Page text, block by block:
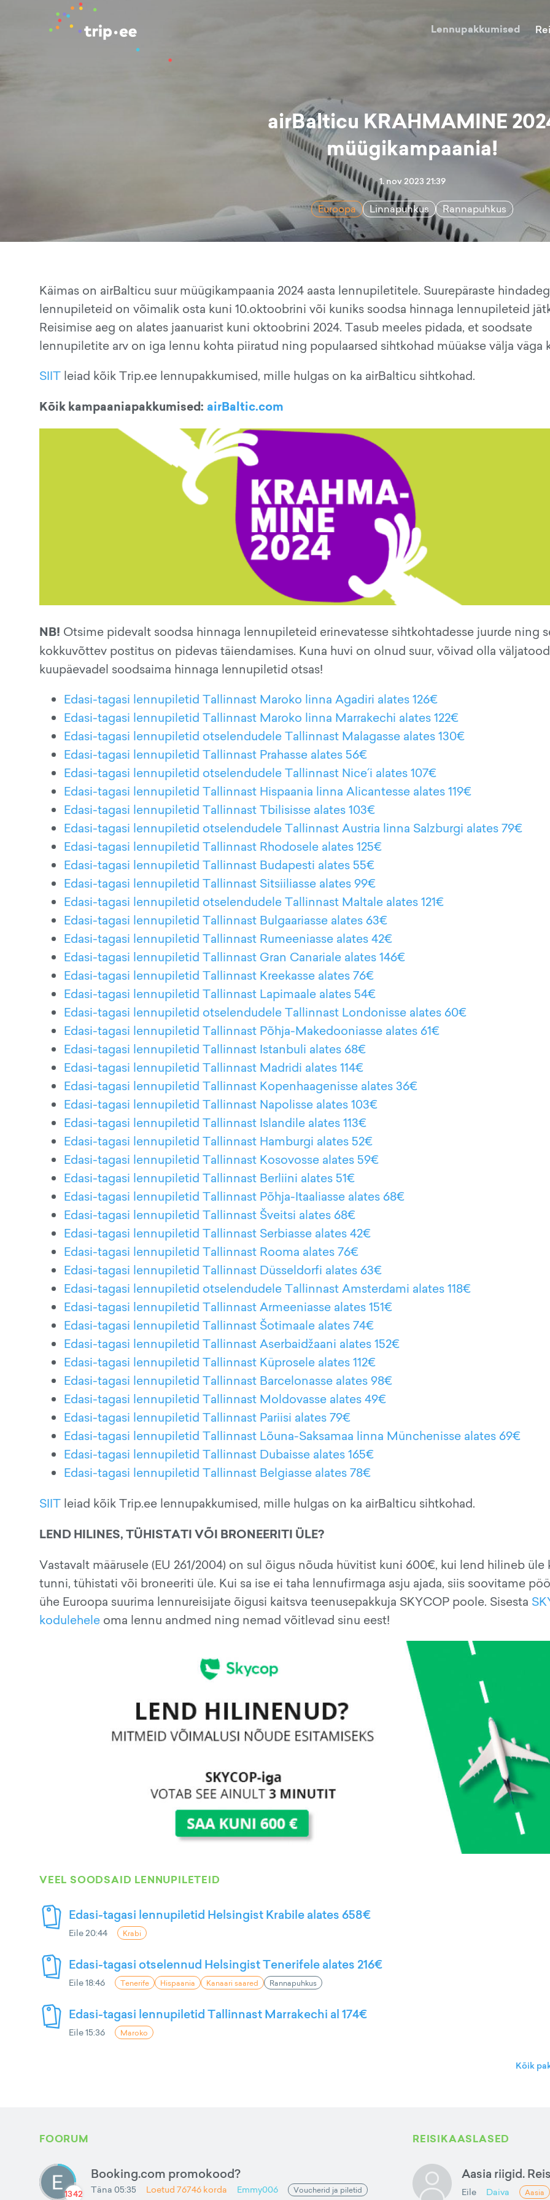
Lennupakkumised
airBalticu KRAHMAMINE
müügikampaania!
1. nov 2023 21:39
Euroopa Linnapuhkus Rannapuhkus
Käimas on airBalticu suur müügikampaania 2024 aasta lennupiletitele. Suurepäraste
lennupileteid on võimalik osta kuni 10.oktoobrini või kuniks soodsa hinnaga lennupileteid
Reisimise aeg on alates jaanuarist kuni oktoobrini 2024. Tasub meeles pidada, et soodsate
lennupiletite arv on iga lennu kohta piiratud ning populaarsed sihtkohad müüakse välja väga
SIIT leiad kõik Trip.ee lennupakkumised, mille hulgas on ka airBalticu sihtkohad.
Kõik kampaaniapakkumised: airBaltic.com
NB! Otsime pidevalt soodsa hinnaga lennupileteid erinevatesse sihtkohtadesse juurde ning
kokkuvõttev postitus on pidevas täiendamises. Kuna huvi on olnud suur, võivad olla
kuupäevadel soodsaima hinnaga lennupiletid otsas!
Edasi-tagasi lennupiletid Tallinnast Maroko linna Agadiri alates 126€
Edasi-tagasi lennupiletid Tallinnast Maroko linna Marrakechi alates 122€
Edasi-tagasi lennupiletid otselendudele Tallinnast Malagasse alates 130€
Edasi-tagasi lennupiletid Tallinnast Prahasse alates 56€
Edasi-tagasi lennupiletid otselendudele Tallinnast Nice´i alates 107€
Edasi-tagasi lennupiletid Tallinnast Hispaania linna Alicantesse alates 119€
Edasi-tagasi lennupiletid Tallinnast Tbilisisse alates 103€
Edasi-tagasi lennupiletid otselendudele Tallinnast Austria linna Salzburgi alates 79€
Edasi-tagasi lennupiletid Tallinnast Rhodosele alates 125€
Edasi-tagasi lennupiletid Tallinnast Budapesti alates 55€
Edasi-tagasi lennupiletid Tallinnast Sitsiiliasse alates 99€
Edasi-tagasi lennupiletid otselendudele Tallinnast Maltale alates 121€
Edasi-tagasi lennupiletid Tallinnast Bulgaariasse alates 63€
Edasi-tagasi lennupiletid Tallinnast Rumeeniasse alates 42€
Edasi-tagasi lennupiletid Tallinnast Gran Canariale alates 146€
Edasi-tagasi lennupiletid Tallinnast Kreekasse alates 76€
Edasi-tagasi lennupiletid Tallinnast Lapimaale alates 54€
Edasi-tagasi lennupiletid otselendudele Tallinnast Londonisse alates 60€
Edasi-tagasi lennupiletid Tallinnast Põhja-Makedooniasse alates 61€
Edasi-tagasi lennupiletid Tallinnast Istanbuli alates 68€
Edasi-tagasi lennupiletid Tallinnast Madridi alates 114€
Edasi-tagasi lennupiletid Tallinnast Kopenhaagenisse alates 36€
Edasi-tagasi lennupiletid Tallinnast Napolisse alates 103€
Edasi-tagasi lennupiletid Tallinnast Islandile alates 113€
Edasi-tagasi lennupiletid Tallinnast Hamburgi alates 52€
Edasi-tagasi lennupiletid Tallinnast Kosovosse alates 59€
Edasi-tagasi lennupiletid Tallinnast Berliini alates 51€
Edasi-tagasi lennupiletid Tallinnast Põhja-Itaaliasse alates 68€
Edasi-tagasi lennupiletid Tallinnast Šveitsi alates 68€
Edasi-tagasi lennupiletid Tallinnast Serbiasse alates 42€
Edasi-tagasi lennupiletid Tallinnast Rooma alates 76€
Edasi-tagasi lennupiletid Tallinnast Düsseldorfi alates 63€
Edasi-tagasi lennupiletid otselendudele Tallinnast Amsterdami alates 118€
Edasi-tagasi lennupiletid Tallinnast Armeeniasse alates 151€
Edasi-tagasi lennupiletid Tallinnast Šotimaale alates 74€
Edasi-tagasi lennupiletid Tallinnast Aserbaidžaani alates 152€
Edasi-tagasi lennupiletid Tallinnast Küprosele alates 112€
Edasi-tagasi lennupiletid Tallinnast Barcelonasse alates 98€
Edasi-tagasi lennupiletid Tallinnast Moldovasse alates 49€
Edasi-tagasi lennupiletid Tallinnast Pariisi alates 79€
Edasi-tagasi lennupiletid Tallinnast Lõuna-Saksamaa linna Münchenisse alates 69€
Edasi-tagasi lennupiletid Tallinnast Dubaisse alates 165€
Edasi-tagasi lennupiletid Tallinnast Belgiasse alates 78€
SIIT leiad kõik Trip.ee lennupakkumised, mille hulgas on ka airBalticu sihtkohad.
LEND HILINES, TÜHISTATI VÕI BRONEERITI ÜLE?
Vastavalt määrusele (EU 261/2004) on sul õigus nõuda hüvitist kuni 600€, kui lend hilineb üle
tunni, tühistati või broneeriti üle. Kui sa ise ei taha lennufirmaga asju ajada, siis soovitame
ühe Euroopa suurima lennureisijate õigusi kaitsva teenusepakkuja SKYCOP poole. Sisesta
kodulehele oma lennu andmed ning nemad võitlevad sinu eest!
VEEL SOODSAID LENNUPILETEID
Edasi-tagasi lennupiletid Helsingist Krabile alates 658€
Eile 20:44 Krabi
Edasi-tagasi otselennud Helsingist Tenerifele alates 216€
Eile 18:46 Tenerife Hispaania Kanaari saared Rannapuhkus
Edasi-tagasi lennupiletid Tallinnast Marrakechi al 174€
Eile 15:36 Maroko
Kõik
FOORUM
1342
Booking.com promokood?
Täna 05:35 Loetud 76746 korda Emmy006 Voucherid ja piletid
REISIKAASLASED
Aasia riigid.
Eile Daiva Aasia